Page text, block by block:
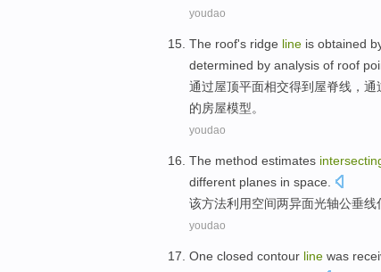
youdao
The roof's ridge line is obtained
determined by analysis of roof
通过屋顶平面相交得到 屋脊线 ， 通
的房屋模型。
youdao
The method estimates
different planes in space
该方法利用空间两异面光轴公垂线
youdao
One closed contour line was